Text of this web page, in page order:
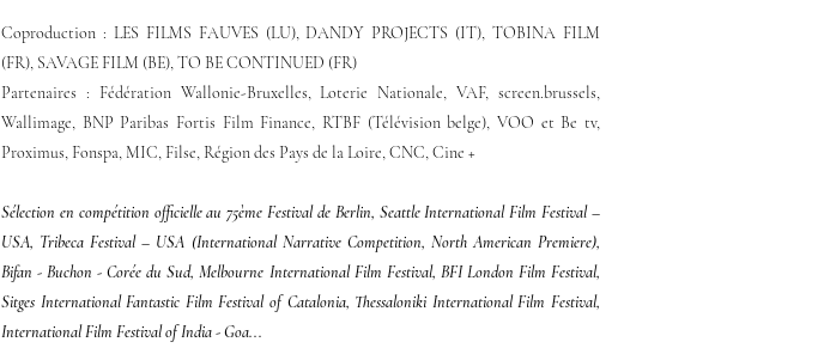
Coproduction : LES FILMS FAUVES (LU), DANDY PROJECTS (IT), TOBINA FILM
(FR), SAVAGE FILM (BE), TO BE CONTINUED (FR)
Partenaires : Fédération Wallonie-Bruxelles, Loterie Nationale, VAF, screen.brussels,
Wallimage, BNP Paribas Fortis Film Finance, RTBF (Télévision belge), VOO et Be tv,
Proximus, Fonspa, MIC, Filse, Région des Pays de la Loire, CNC, Cine +
Sélection en compétition officielle au 75ème Festival de Berlin, Seattle International Film Festival –
USA, Tribeca Festival – USA (International Narrative Competition, North American Premiere),
Bifan - Buchon - Corée du Sud, Melbourne International Film Festival, BFI London Film Festival,
Sitges International Fantastic Film Festival of Catalonia, Thessaloniki International Film Festival,
International Film Festival of India - Goa...